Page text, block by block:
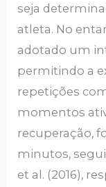
seja
atleta. No
adotado um
permitindo a
repetições
momentos
recuperação,
minutos,
et al. (2016),